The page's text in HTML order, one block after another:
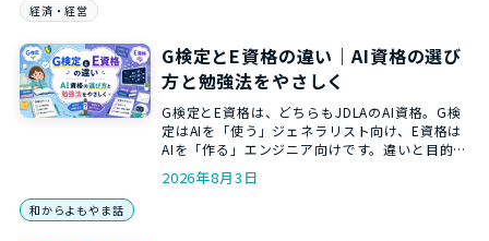
経済・経営
G検定とE資格の違い｜AI資格の選び
方と勉強法をやさしく
G検定とE資格は、どちらもJDLAのAI資格。G検
定はAIを「使う」ジェネラリスト向け、E資格は
AIを「作る」エンジニア向けです。違いと目的別
の選び方・勉強法を、和からの講師がやさしく
解説します。
2026年8月3日
和からよもやま話